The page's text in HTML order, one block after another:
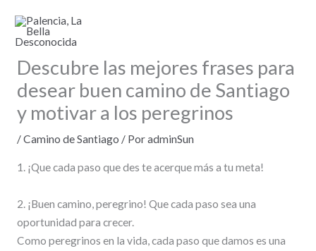
contenido
Descubre las mejores frases para
desear buen camino de Santiago
y motivar a los peregrinos
/Camino de Santiago / PoradminSun
1. ¡Que cada paso que des te acerque más a tu meta!
2. ¡Buen camino, peregrino! Que cada paso sea una
oportunidad para crecer.
Como peregrinos en la vida, cada paso que damos es una